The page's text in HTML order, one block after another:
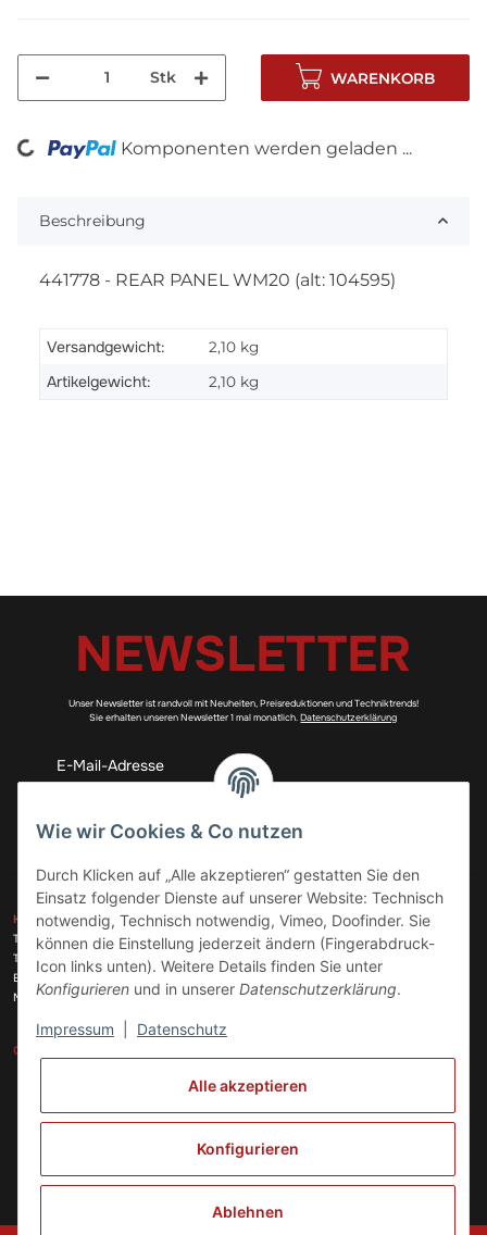
Stk WARENKORB
Loading... Komponenten werden geladen ...
Beschreibung
441778 - REAR PANEL WM20 (alt: 104595)
Versandgewicht: 2,10 kg
Artikelgewicht: 2,10 kg
NEWSLETTER
Unser Newsletter ist randvoll mit Neuheiten, Preisreduktionen und Techniktrends!
Sie erhalten unseren Newsletter 1 mal monatlich.Datenschutzerklärung
Abonnieren
KONTAKT
Telefon:+49 (0)6074 816 08 0
Telefax:
+49 (0)6074 215 08 60
E-Mail:
info@meinhausgeraetedoc.de
Max Planck Str. 6 c, 63322 Rödermark
GESETZLICHE INFORMATIONEN
ZAHLUNGSARTEN
VERSANDARTEN
Vertrag widerrufen
Wie wir Cookies & Co nutzen
Durch Klicken auf „Alle akzeptieren“ gestatten Sie den
Einsatz folgender Dienste auf unserer Website: Technisch
notwendig, Technisch notwendig, Vimeo, Doofinder. Sie
können die Einstellung jederzeit ändern (Fingerabdruck-
Icon links unten). Weitere Details finden Sie unter
Konfigurieren und in unserer Datenschutzerklärung.
Impressum Datenschutz
Alle akzeptieren
Konfigurieren
Ablehnen